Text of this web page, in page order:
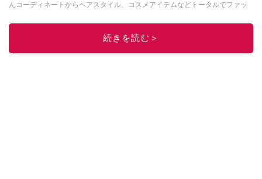
んコーディネートからヘアスタイル、コスメアイテムなどトータルでファッ
このイチオシストの他の記事を読む
続きを読む＞